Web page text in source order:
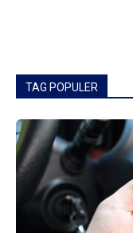
TAG POPULER